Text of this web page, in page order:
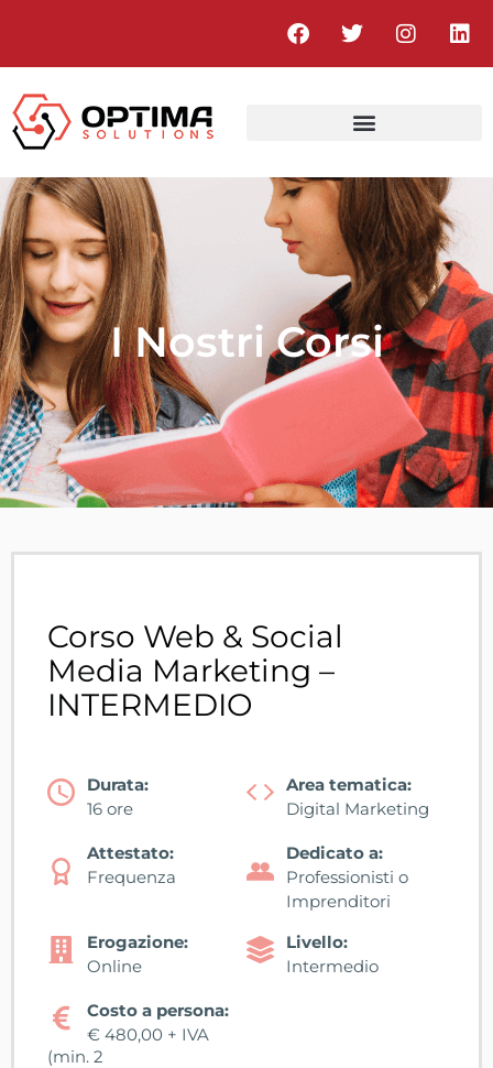
I Nostri Corsi
Corso Web & Social
Media Marketing –
INTERMEDIO
Durata:
16 ore
Area tematica:
Digital Marketing
Attestato:
Frequenza
Dedicato a:
Professionisti o
Imprenditori
Erogazione:
Online
Livello:
Intermedio
Costo a persona:
€ 480,00 + IVA
(min. 2